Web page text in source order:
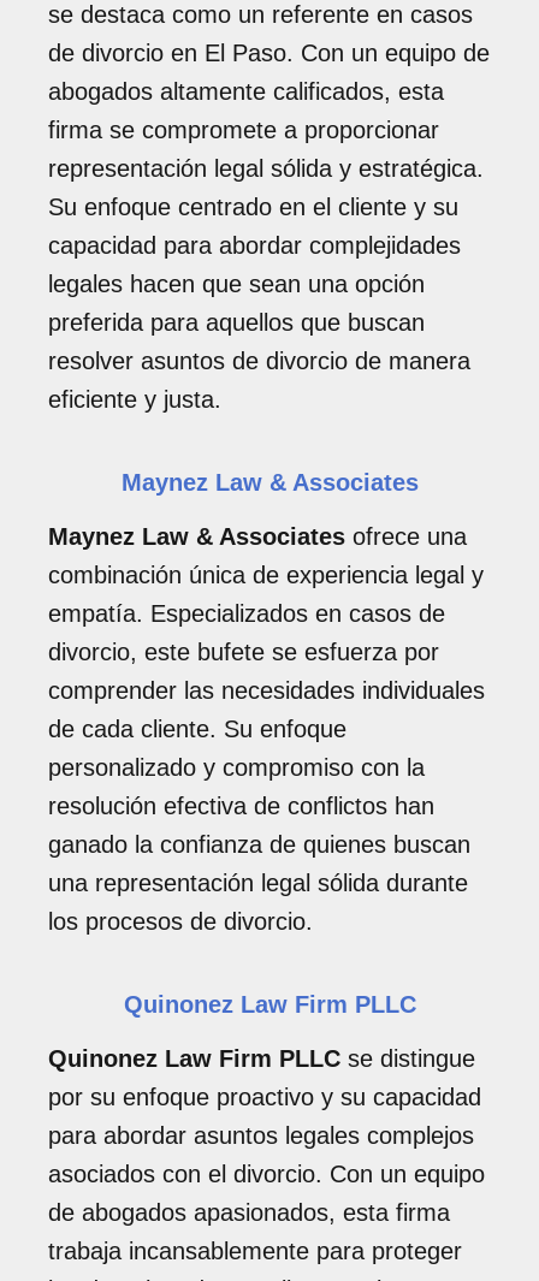
se destaca como un referente en casos
de divorcio en El Paso. Con un equipo de
abogados altamente calificados, esta
firma se compromete a proporcionar
representación legal sólida y estratégica.
Su enfoque centrado en el cliente y su
capacidad para abordar complejidades
legales hacen que sean una opción
preferida para aquellos que buscan
resolver asuntos de divorcio de manera
eficiente y justa.
Maynez Law & Associates
Maynez Law & Associates ofrece una
combinación única de experiencia legal y
empatía. Especializados en casos de
divorcio, este bufete se esfuerza por
comprender las necesidades individuales
de cada cliente. Su enfoque
personalizado y compromiso con la
resolución efectiva de conflictos han
ganado la confianza de quienes buscan
una representación legal sólida durante
los procesos de divorcio.
Quinonez Law Firm PLLC
Quinonez Law Firm PLLC se distingue
por su enfoque proactivo y su capacidad
para abordar asuntos legales complejos
asociados con el divorcio. Con un equipo
de abogados apasionados, esta firma
trabaja incansablemente para proteger